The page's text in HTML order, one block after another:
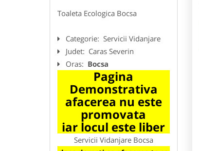
Toaleta Ecologica Bocsa
Categorie: Servicii Vidanjare
Judet: Caras Severin
Oras: Bocsa
Pagina
Demonstrativa
afacerea nu este
promovata
iar locul este liber
Servicii Vidanjare Bocsa